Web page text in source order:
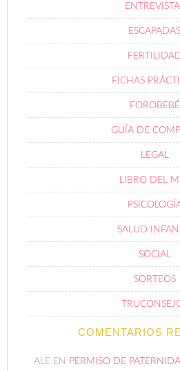
ESCAPADAS
FICHAS
FOROBEBÉ
GUÍA DE
LEGAL
LIBRO DEL
SALUD
SOCIAL
SORTEOS
COMENTARIOS
ALE EN PERMISO DE